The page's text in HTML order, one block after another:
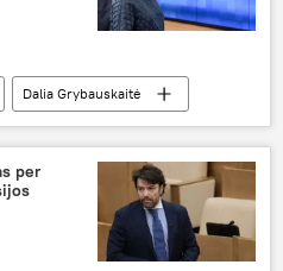
Dalia Grybauskaitė
per